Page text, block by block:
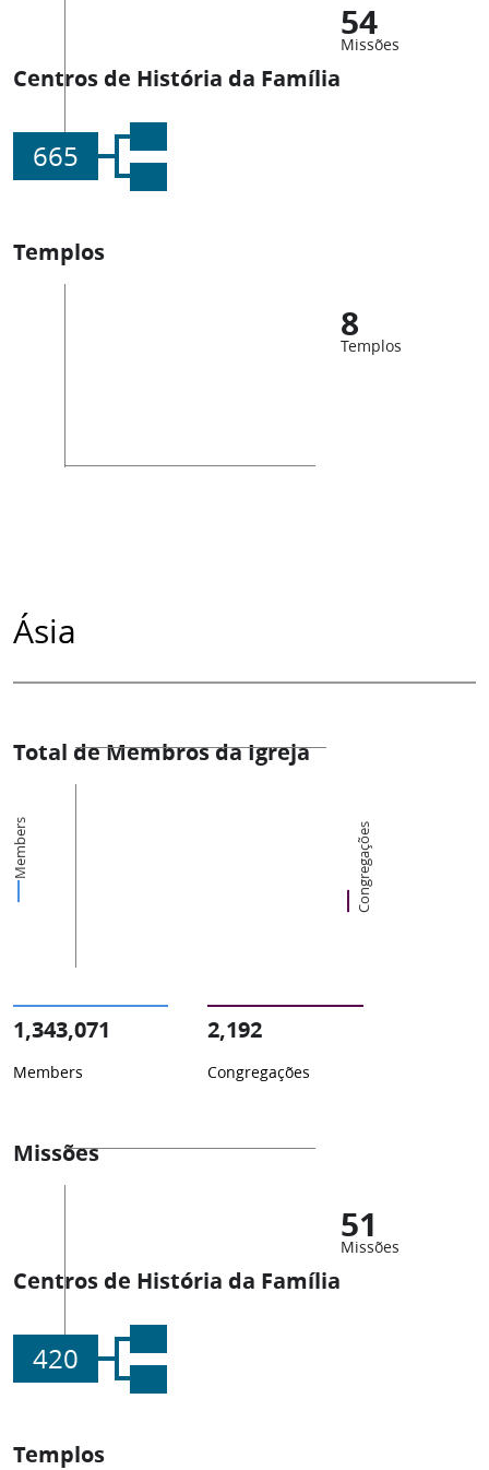
54
Missões
Centros de História da Família
665
Templos
8
Templos
Ásia
Total de Membros da Igreja
Members Congregações
1,343,071
Members
2,192
Congregações
Missões
51
Missões
Centros de História da Família
420
Templos